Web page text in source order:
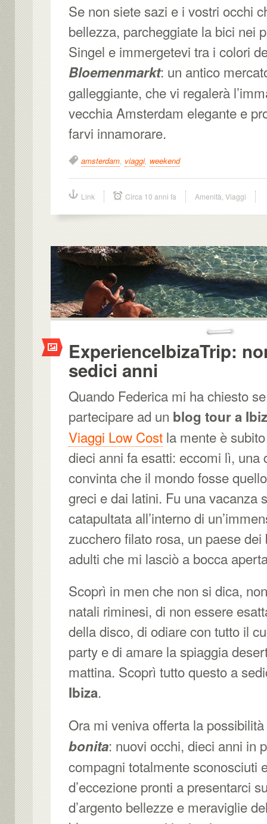
Se non siete sazi e i vostri occhi
bellezza, parcheggiate la bici nei
Singel e immergetevi tra i colori
Bloemenmarkt: un antico
galleggiante, che vi regalerà
vecchia Amsterdam elegante e
farvi innamorare.
amsterdam, viaggi, weekend
Link Circa 10 anni fa Amenità Viaggi
ExperienceIbizaTrip:
sedici anni
Quando Federica mi ha chiesto
partecipare ad un blog tour a
Viaggi Low Cost la mente è
dieci anni fa esatti: eccomi lì, una
convinta che il mondo fosse
greci e dai latini. Fu una vacanza
catapultata all’interno di
zucchero filato rosa, un paese
adulti che mi lasciò a bocca
Scoprì in men che non si dica,
natali riminesi, di non essere
della disco, di odiare con tutto il
party e di amare la spiaggia
mattina. Scoprì tutto questo a
Ibiza.
Ora mi veniva offerta la
bonita: nuovi occhi, dieci anni in
compagni totalmente sconosciuti
d’eccezione pronti a presentarci
d’argento bellezze e meraviglie